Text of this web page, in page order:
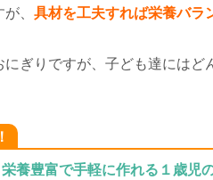
、 具材を工夫すれば栄養バラ
ぎりですが、子ども達にはど
栄養豊富で手軽に作れる１歳児